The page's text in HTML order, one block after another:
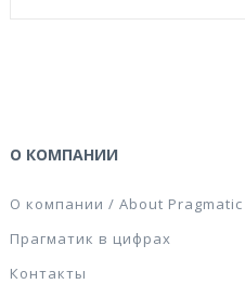
О КОМПАНИИ
О компании / About Pragmatic
Прагматик в цифрах
Контакты